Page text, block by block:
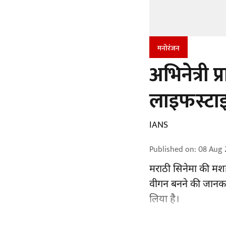
मनोरंजन
अभिनेत्री
IANS
Published on:08 Aug
मराठी सिनेमा की
वीगन बनने की
लिया है।